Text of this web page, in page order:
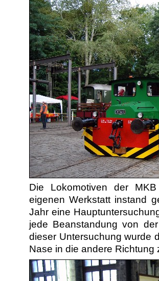
Die Lokomotiven der
eigenen Werkstatt instand
Jahr eine
jede Beanstandung von
dieser Untersuchung wurde
Nase in die andere Richtung